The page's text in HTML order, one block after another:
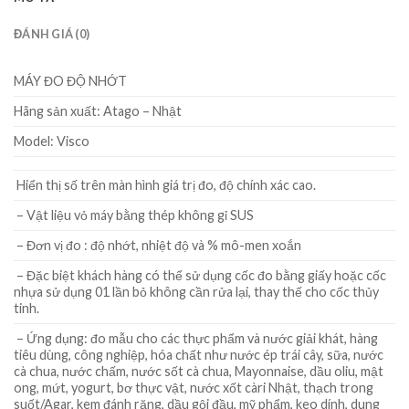
ĐÁNH GIÁ (0)
MÁY ĐO ĐỘ NHỚT
Hãng sản xuất: Atago – Nhật
Model: Visco
Hiển thị số trên màn hình giá trị đo, độ chính xác cao.
– Vật liệu vỏ máy bằng thép không gỉ SUS
– Đơn vị đo : độ nhớt, nhiệt độ và % mô-men xoắn
– Đặc biệt khách hàng có thể sử dụng cốc đo bằng giấy hoặc cốc
nhựa sử dụng 01 lần bỏ không cần rửa lại, thay thế cho cốc thủy
tinh.
– Ứng dụng: đo mẫu cho các thực phẩm và nước giải khát, hàng
tiêu dùng, công nghiệp, hóa chất như nước ép trái cây, sữa, nước
cà chua, nước chấm, nước sốt cà chua, Mayonnaise, dầu oliu, mật
ong, mứt, yogurt, bơ thực vật, nước xốt càri Nhật, thạch trong
suốt/Agar, kem đánh răng, dầu gội đầu, mỹ phẩm, keo dính, dung